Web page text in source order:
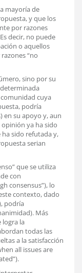
mayoría de
y que los
por razones
decir, no puede
o aquellos
“no
sino por su
cuya
podría
en su apoyo y, aun
ya ha sido
sido refutada y,
serian
que se utiliza
con
consensus”), lo
contexto, dado
podría
Más
logra la
todas las
a la satisfacción
all issues are